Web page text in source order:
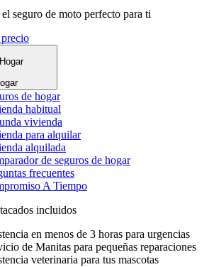
seguro de moto perfecto para ti
de hogar
habitual
vivienda
para alquilar
alquilada
de seguros de hogar
frecuentes
A Tiempo
incluidos
en menos de 3 horas para urgencias
de Manitas para pequeñas reparaciones
veterinaria para tus mascotas